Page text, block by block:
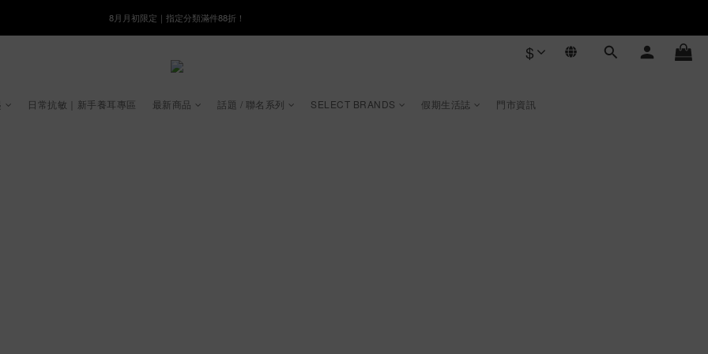
8月月初限定｜指定分類滿件88折！
線在，好事發生｜祈願新品 第2件享9折
🌸新會員限定🌸註冊送$100購物金
8月月初限定｜指定分類滿件88折！
$
日常抗敏｜新手養耳專區 最新商品 話題 / 聯名系列 SELECT BRANDS 假期生活誌 門市資訊